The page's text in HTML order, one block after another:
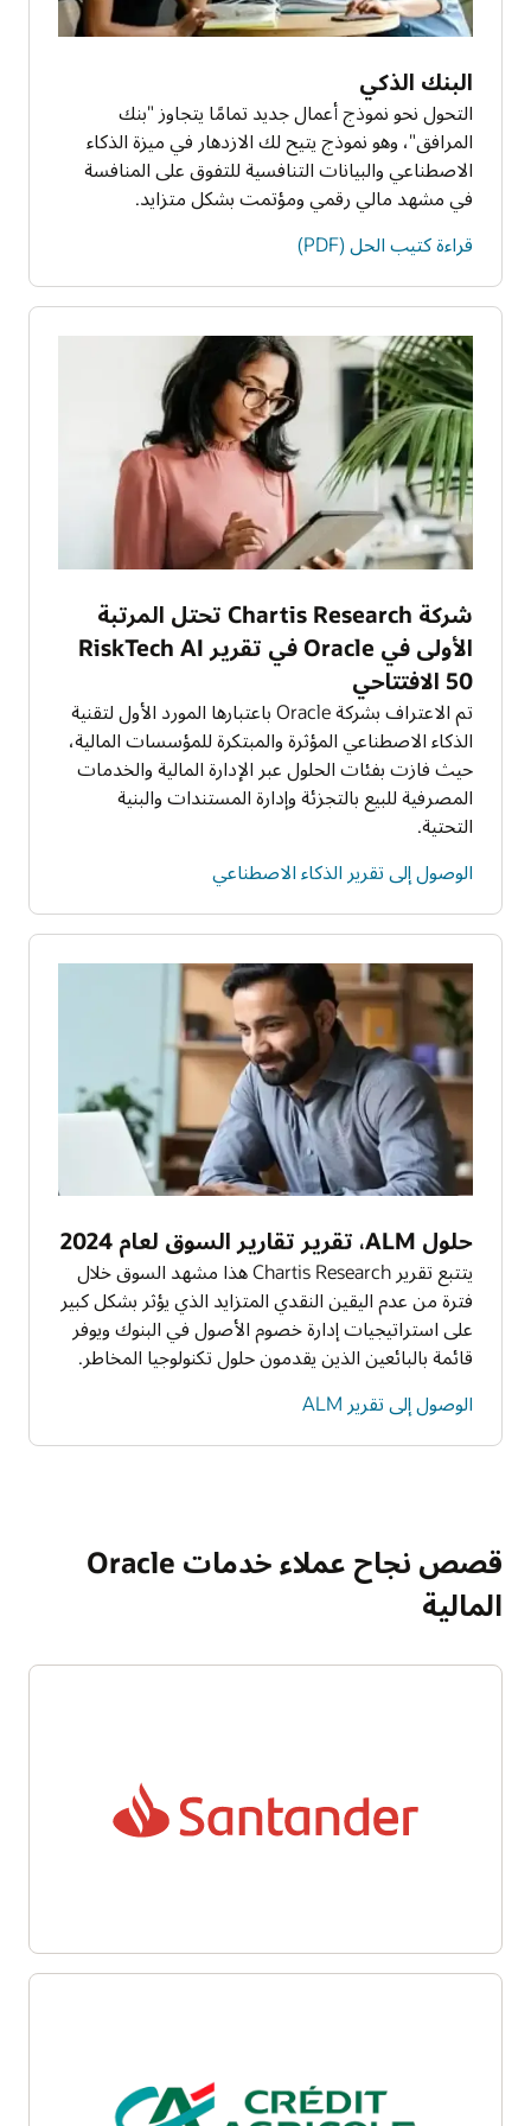
البنك الذكي
التحول نحو نموذج أعمال جديد تمامًا يتجاوز "بنك
المرافق"، وهو نموذج يتيح لك الازدهار في ميزة الذكاء
الاصطناعي والبيانات التنافسية للتفوق على المنافسة
في مشهد مالي رقمي ومؤتمت بشكل متزايد.
قراءة كتيب الحل (PDF)
شركة Chartis Research تحتل المرتبة
الأولى في Oracle في تقرير RiskTech AI
50 الافتتاحي
تم الاعتراف بشركة Oracle باعتبارها المورد الأول لتقنية
الذكاء الاصطناعي المؤثرة والمبتكرة للمؤسسات المالية،
حيث فازت بفئات الحلول عبر الإدارة المالية والخدمات
المصرفية للبيع بالتجزئة وإدارة المستندات والبنية
التحتية.
الوصول إلى تقرير الذكاء الاصطناعي
حلول ALM، تقرير تقارير السوق لعام 2024
يتتبع تقرير Chartis Research هذا مشهد السوق خلال
فترة من عدم اليقين النقدي المتزايد الذي يؤثر بشكل كبير
على استراتيجيات إدارة خصوم الأصول في البنوك ويوفر
قائمة بالبائعين الذين يقدمون حلول تكنولوجيا المخاطر.
الوصول إلى تقرير ALM
قصص نجاح عملاء خدمات Oracle
المالية